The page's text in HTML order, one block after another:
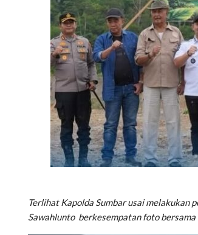
Terlihat Kapolda Sumbar usai melakukan
Sawahlunto berkesempatan foto bersama